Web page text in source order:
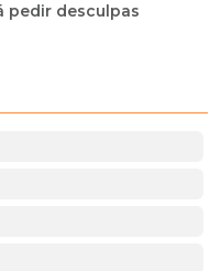
pedir desculpas